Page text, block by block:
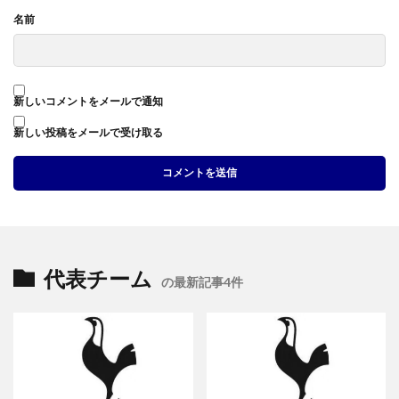
名前
新しいコメントをメールで通知
新しい投稿をメールで受け取る
代表チーム の最新記事4件